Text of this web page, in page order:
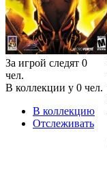
За игрой следят 0
чел.
В коллекции у 0 чел.
В коллекцию
Отслеживать